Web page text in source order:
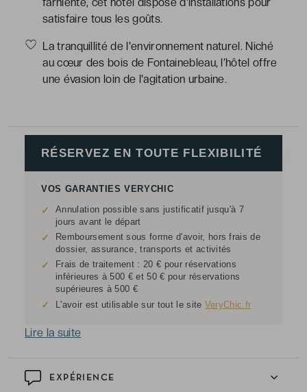
satisfaire tous les goûts.
La tranquillité de l'environnement naturel. Niché
au cœur des bois de Fontainebleau, l’hôtel offre
une évasion loin de l'agitation urbaine.
EXPÉRIENCE
RÉSERVEZ EN TOUTE FLEXIBILITÉ
VOS GARANTIES VERYCHIC
✓
Annulation possible sans justificatif jusqu'à 7
jours avant le départ
✓
Remboursement sous forme d'avoir, hors frais de
dossier, assurance, transports et activités
✓
Frais de traitement : 20 € pour réservations
inférieures à 500 € et 50 € pour réservations
supérieures à 500 €
✓ L'avoir est utilisable sur tout le site VeryChic.fr
Lire la suite